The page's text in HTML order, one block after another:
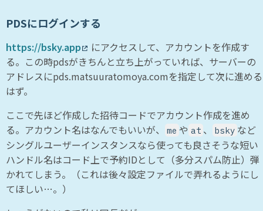
PDSにログインする
https://bsky.app
にアクセスして、アカウントを作成す
る。この時pdsがきちんと立ち上がっていれば、サーバーの
アドレスにpds.matsuuratomoya.comを指定して次に進める
はず。
ここで先ほど作成した招待コードでアカウント作成を進め
る。アカウント名はなんでもいいが、
me やat、 bsky など
シングルユーザーインスタンスなら使っても良さそうな短い
ハンドル名はコード上で予約IDとして（多分スパム防止）弾
かれてしまう。（これは後々設定ファイルで弄れるようにし
てほしい…。）